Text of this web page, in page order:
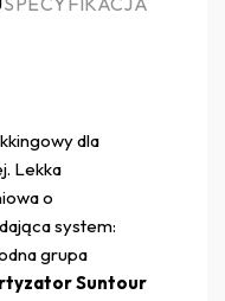
dla
Lekka
o
system:
grupa
Suntour